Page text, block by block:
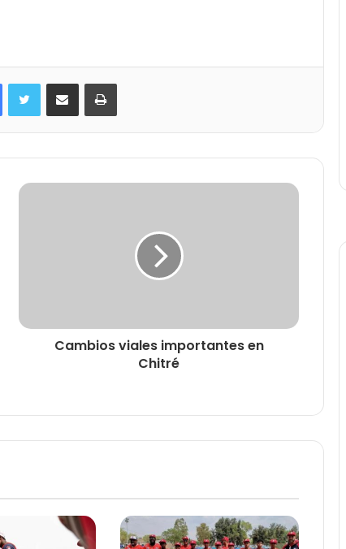
FacebookTwitter Compartir por correo electrónicoImprimir
Cambios viales importantes en
Chitré